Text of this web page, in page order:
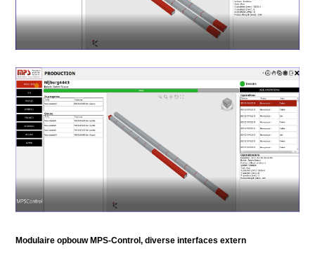
Modulaire opbouw MPS-Control, diverse interfaces extern